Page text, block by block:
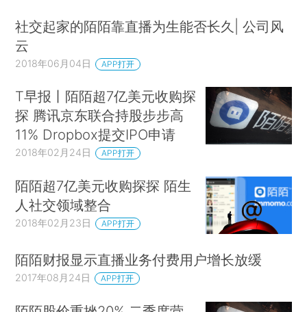
社交起家的陌陌靠直播为生能否长久| 公司风
云
2018年06月04日 APP打开
T早报丨陌陌超7亿美元收购探
探 腾讯京东联合持股步步高
11% Dropbox提交IPO申请
2018年02月24日 APP打开
陌陌超7亿美元收购探探 陌生
人社交领域整合
2018年02月23日 APP打开
陌陌财报显示直播业务付费用户增长放缓
2017年08月24日 APP打开